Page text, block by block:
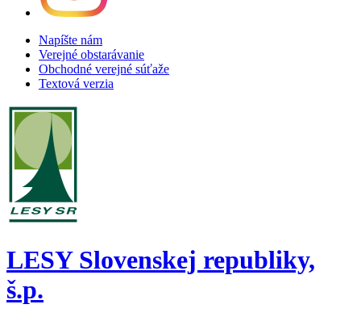
Napíšte nám
Verejné obstarávanie
Obchodné verejné súťaže
Textová verzia
LESY Slovenskej republiky,
š.p.